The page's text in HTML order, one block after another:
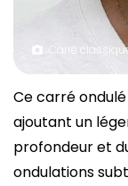
Carré
Ce carré
ajoutant un
profondeur et
ondulations